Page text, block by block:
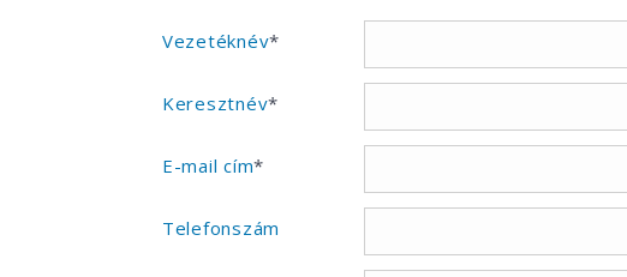
Vezetéknév*
Keresztnév*
E-mail cím*
Telefonszám